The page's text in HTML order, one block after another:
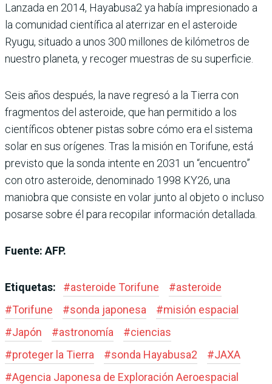
Lanzada en 2014, Hayabusa2 ya había impresionado a
la comunidad científica al aterrizar en el asteroide
Ryugu, situado a unos 300 millones de kilómetros de
nuestro planeta, y recoger muestras de su superficie.
Seis años después, la nave regresó a la Tierra con
fragmentos del asteroide, que han permitido a los
científicos obtener pistas sobre cómo era el sistema
solar en sus orígenes. Tras la misión en Torifune, está
previsto que la sonda intente en 2031 un “encuentro”
con otro asteroide, denominado 1998 KY26, una
maniobra que consiste en volar junto al objeto o incluso
posarse sobre él para recopilar información detallada.
Fuente: AFP.
Etiquetas: #asteroide Torifune #asteroide
#Torifune #sonda japonesa #misión espacial
#Japón #astronomía #ciencias
#proteger la Tierra #sonda Hayabusa2 #JAXA
#Agencia Japonesa de Exploración Aeroespacial